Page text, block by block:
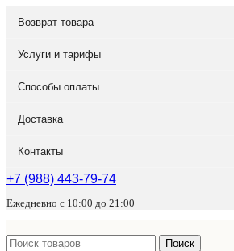
Возврат товара
Услуги и тарифы
Способы оплаты
Доставка
Контакты
+7 (988) 443-79-74
Ежедневно с 10:00 до 21:00
Поиск